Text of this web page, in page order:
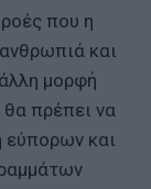
που η
και
μορφή
πρέπει να
εύπορων και